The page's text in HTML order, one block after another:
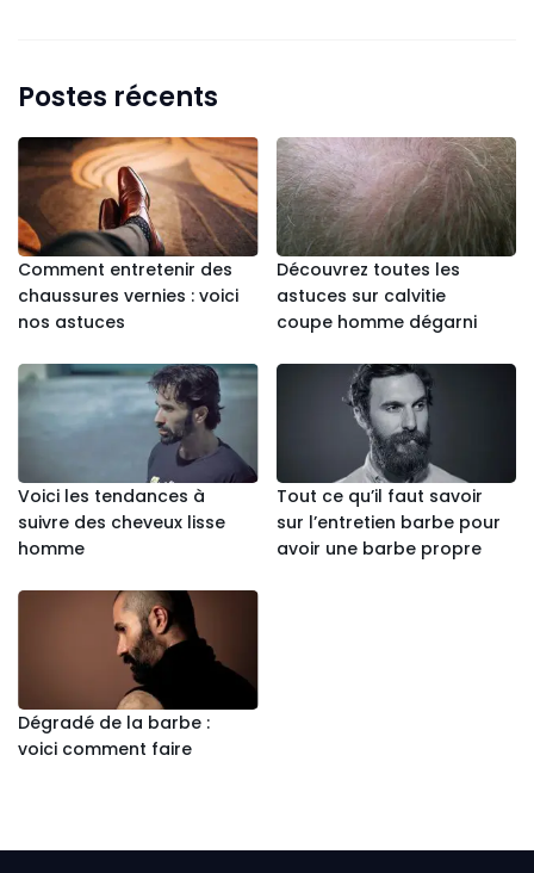
Postes récents
Comment entretenir des
chaussures vernies : voici
nos astuces
Découvrez toutes les
astuces sur calvitie
coupe homme dégarni
Voici les tendances à
suivre des cheveux lisse
homme
Tout ce qu’il faut savoir
sur l’entretien barbe pour
avoir une barbe propre
Dégradé de la barbe :
voici comment faire